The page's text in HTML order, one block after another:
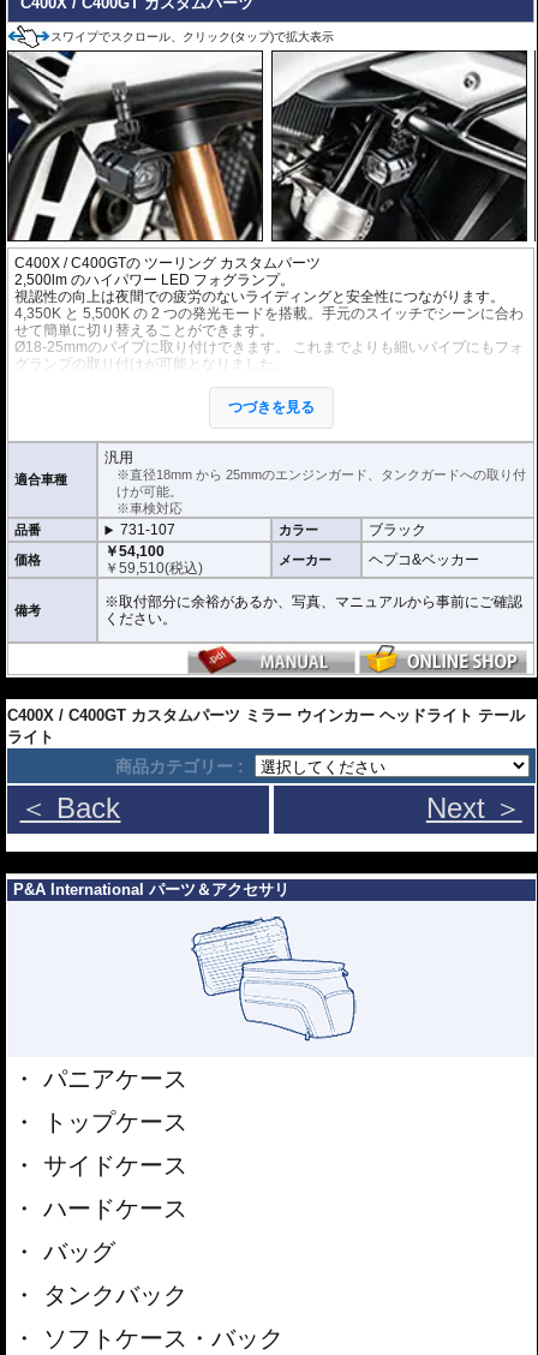
スワイプでスクロール、クリック(タップ)で拡大表示
C400X / C400GTの ツーリング カスタムパーツ
2,500lm のハイパワー LED フォグランプ。
視認性の向上は夜間での疲労のないライディングと安全性につながります。
4,350K と 5,500K の 2 つの発光モードを搭載。手元のスイッチでシーンに合わ
せて簡単に切り替えることができます。
Ø18-25mmのパイプに取り付けできます。 これまでよりも細いパイプにもフォ
グランプの取り付けが可能となりました。
ヘプコ&ベッカーのエンジンガードおよび、Wunderlichのエンジンガード、純
正エンジンガード等(接触物がないか事前にご確認ください)に最適です。
手元で操作可能な消灯/点灯スイッチ付属(インジケータライト機能付)。
左右2個セット。
12V / 22W (1フォグランプあたり)
つづきを見る
適合車種
汎用
※直径18mm から 25mmのエンジンガード、タンクガードへの取り付
けが可能。
※車検対応
品番
731-107 カラー ブラック
価格
￥54,100
￥59,510(税込) メーカー ヘプコ&ベッカー
備考
※取付部分に余裕があるか、写真、マニュアルから事前にご確認
ください。
C400X / C400GT カスタムパーツ ミラー ウインカー ヘッドライト テール
ライト
商品カテゴリー :
＜ Back Next ＞
P&A International パーツ＆アクセサリ
パニアケース
トップケース
サイドケース
ハードケース
バッグ
タンクバック
ソフトケース・バック